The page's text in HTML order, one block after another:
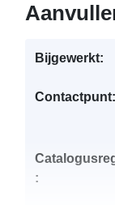
Bijgewerkt:
Contactpunt:
: